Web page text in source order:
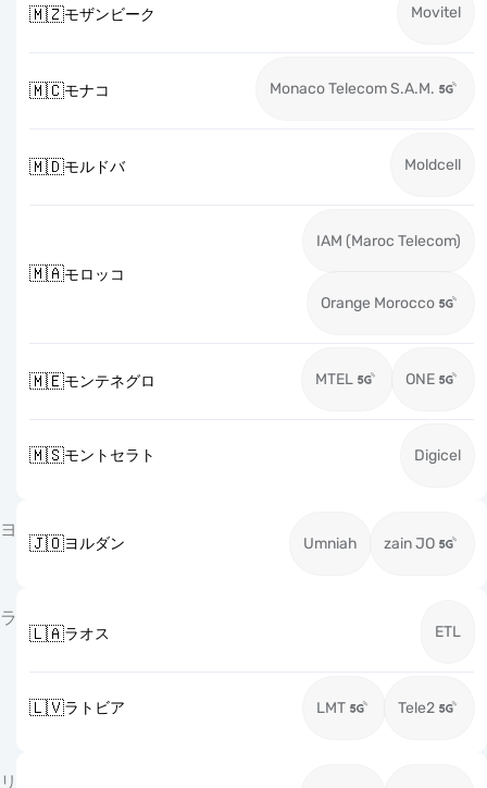
🇲🇿モザンビーク Movitel
🇲🇨モナコ Monaco Telecom S.A.M.
🇲🇩モルドバ Moldcell
🇲🇦モロッコ
IAM (Maroc Telecom)
Orange Morocco
🇲🇪モンテネグロ MTEL ONE
🇲🇸モントセラト Digicel
ヨ
🇯🇴ヨルダン Umniah zain JO
ラ
🇱🇦ラオス ETL
🇱🇻ラトビア LMT Tele2
リ